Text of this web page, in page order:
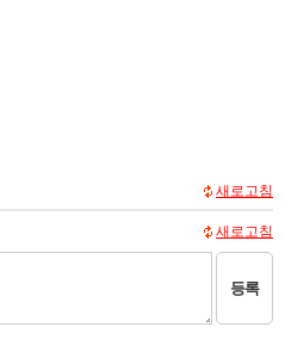
새로고침
새로고침
등록